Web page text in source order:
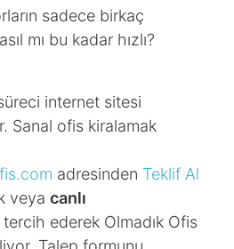
sadece birkaç
mı bu kadar hızlı?
internet sitesi
Sanal ofis kiralamak
adresinden Teklif Al
veya canlı
ederek Olmadık Ofis